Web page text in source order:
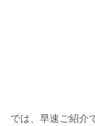
では、早速ご紹介